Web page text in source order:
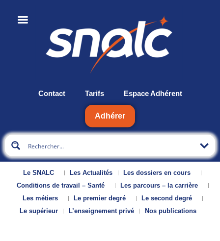
Contact Tarifs Espace Adhérent
Adhérer
Le SNALC Les Actualités
Les dossiers en cours
Conditions de travail – Santé
Les parcours – la carrière
Les métiers
Le premier degré
Le second degré
Le supérieur
L’enseignement privé Nos publications